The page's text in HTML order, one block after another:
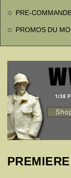
PRE-
PROMOS DU